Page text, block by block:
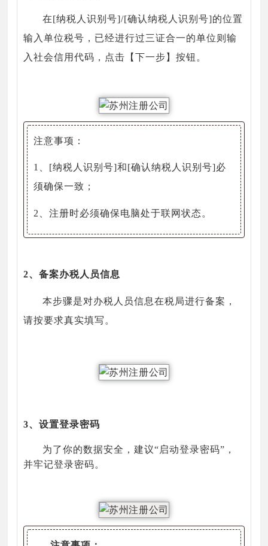
在[纳税人识别号]/[确认纳税人识别号]的位置
输入单位税号，已经进行过三证合一的单位则输
入社会信用代码，点击【下一步】按钮。
注意事项：
1、[纳税人识别号]和[确认纳税人识别号]必
须确保一致；
2、注册时必须确保电脑处于联网状态。
2、备案办税人员信息
本步骤是对办税人员信息在税局进行备案，
请按要求真实填写。
3、设置登录密码
为了你的数据安全，建议“启动登录密码”，
并牢记登录密码。